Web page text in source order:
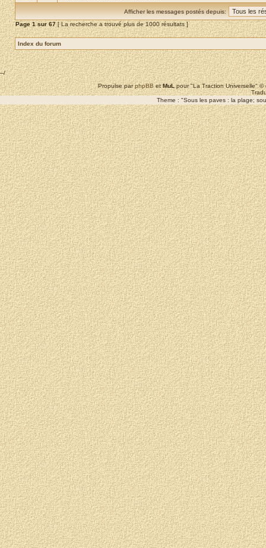
Afficher les messages postés depuis:
Page1sur67[ La recherche a trouvé plus de 1000 résultats ]
Index du forum
--/
Propulse parphpBBetMuLpour "La Traction Universelle"
Theme : "Sous les paves : la plage;